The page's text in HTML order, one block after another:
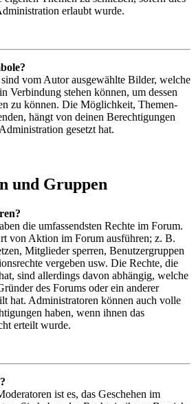
erlaubt wurde.
vom Autor ausgewählte Bilder, welche
Verbindung stehen können, um dessen
zu können. Die Möglichkeit, Themen-
hängt von deinen Berechtigungen
gesetzt hat.
und Gruppen
die umfassendsten Rechte im Forum.
von Aktion im Forum ausführen; z. B.
Mitglieder sperren, Benutzergruppen
vergeben usw. Die Rechte, die
sind allerdings davon abhängig, welche
des Forums oder ein anderer
hat. Administratoren können auch volle
haben, wenn ihnen das
erteilt wurde.
ist es, das Geschehen im